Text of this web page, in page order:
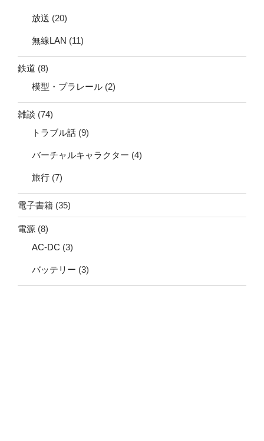
放送 (20)
無線LAN (11)
鉄道 (8)
模型・プラレール (2)
雑談 (74)
トラブル話 (9)
バーチャルキャラクター (4)
旅行 (7)
電子書籍 (35)
電源 (8)
AC-DC (3)
バッテリー (3)